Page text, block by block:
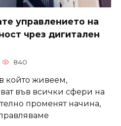
управлението на
чрез дигитален
840
който живеем,
във всички сфери на
променят начина,